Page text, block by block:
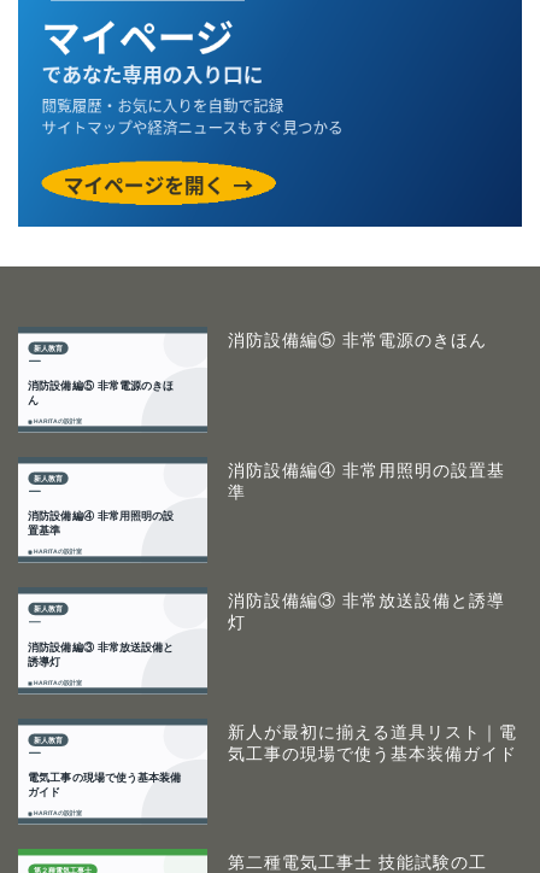
消防設備編⑤ 非常電源のきほん
消防設備編④ 非常用照明の設置基
準
消防設備編③ 非常放送設備と誘導
灯
新人が最初に揃える道具リスト｜電
気工事の現場で使う基本装備ガイド
第二種電気工事士 技能試験の工